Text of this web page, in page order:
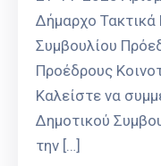
Δήμαρχο
Συμβουλίου
Προέδρους
Καλείστε να
Δημοτικού
την […]